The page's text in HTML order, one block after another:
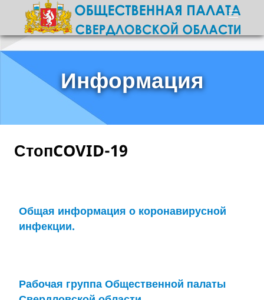
Информация
СтопCOVID-19
Общая информация о коронавирусной
инфекции.
Рабочая группа Общественной палаты